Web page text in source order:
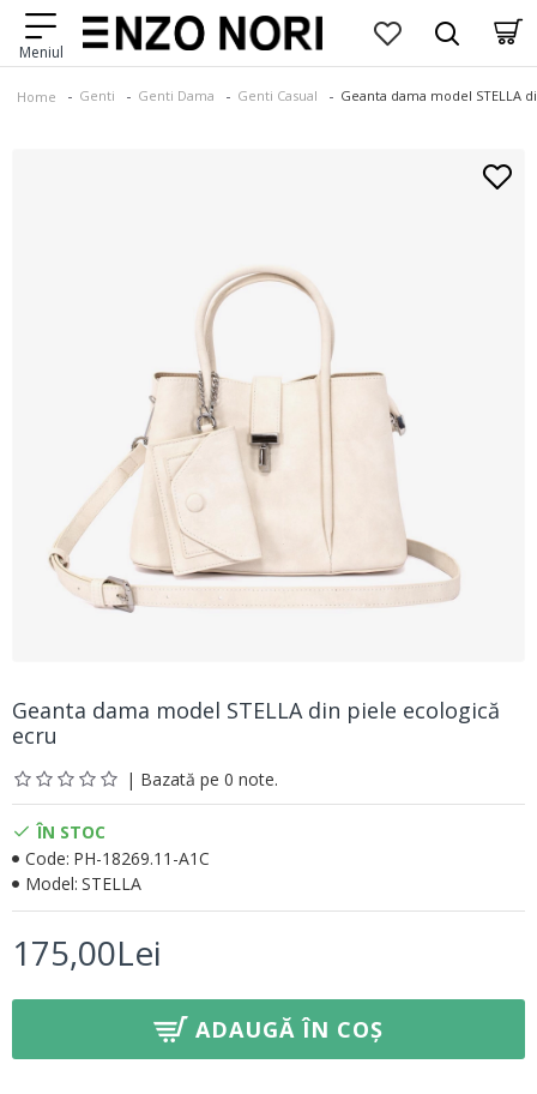
Home Genti Genti Dama Genti Casual Geanta dama model STELLA
Geanta dama model STELLA din piele ecologică
ecru
| Bazată pe 0 note.
175,00Lei
ÎN STOC
Code: PH-18269.11-A1C
Model: STELLA
ADAUGĂ ÎN COȘ